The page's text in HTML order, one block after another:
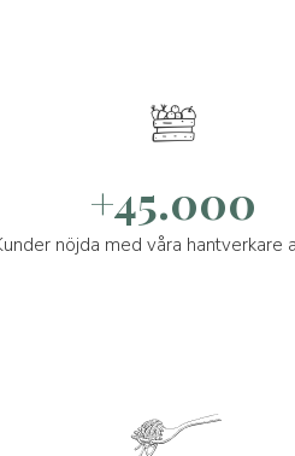
+45.000
nöjda med våra hantverkare